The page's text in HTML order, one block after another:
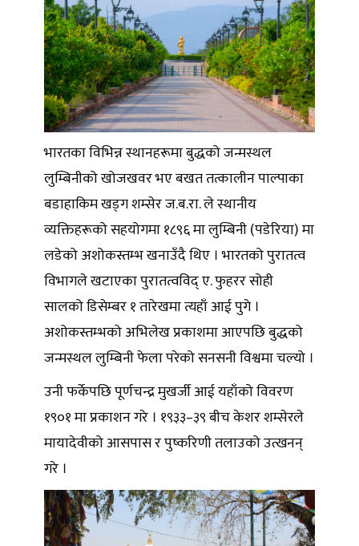
भारतका विभिन्न स्थानहरूमा बुद्धको जन्मस्थल
लुम्बिनीको खोजखवर भए बखत तत्कालीन पाल्पाका
बडाहाकिम खड्ग शम्सेर ज.ब.रा. ले स्थानीय
व्यक्तिहरूको सहयोगमा १८९६ मा लुम्बिनी (पडेरिया) मा
लडेको अशोकस्तम्भ खनाउँदै थिए । भारतको पुरातत्व
विभागले खटाएका पुरातत्वविद् ए. फुहरर सोही
सालको डिसेम्बर १ तारेखमा त्यहाँ आई पुगे ।
अशोकस्तम्भको अभिलेख प्रकाशमा आएपछि बुद्धको
जन्मस्थल लुम्बिनी फेला परेको सनसनी विश्वमा चल्यो ।
उनी फर्केपछि पूर्णचन्द्र मुखर्जी आई यहाँको विवरण
१९०१ मा प्रकाशन गरे । १९३३–३९ बीच केशर शम्सेरले
मायादेवीको आसपास र पुष्करिणी तलाउको उत्खनन्
गरे ।